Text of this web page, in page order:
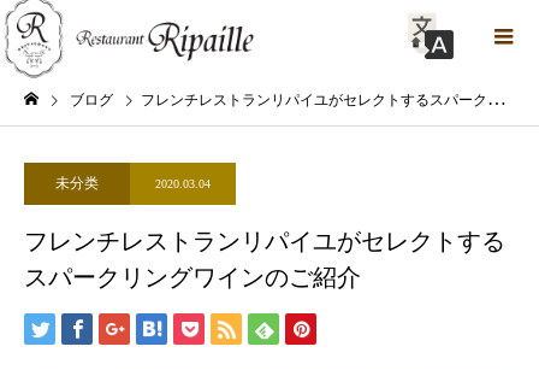
ブログ フレンチレストランリパイユがセレクトするスパークリングワインのご紹介
未分类 2020.03.04
フレンチレストランリパイユがセレクトする
スパークリングワインのご紹介